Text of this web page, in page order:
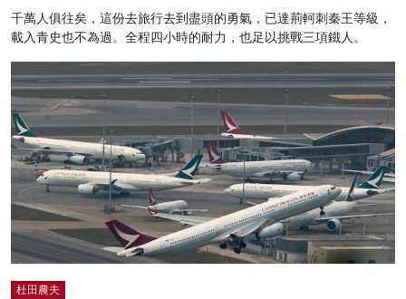
千萬人俱往矣，這份去旅行去到盡頭的勇氣，已達荊軻刺秦王等級，
載入青史也不為過。全程四小時的耐力，也足以挑戰三項鐵人。
杜田農夫